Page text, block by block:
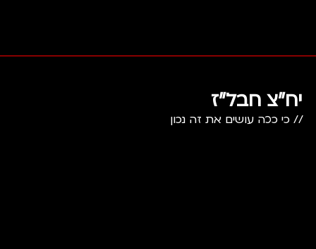
יח"צ חבל"ז
// כי ככה עושים את זה נכון